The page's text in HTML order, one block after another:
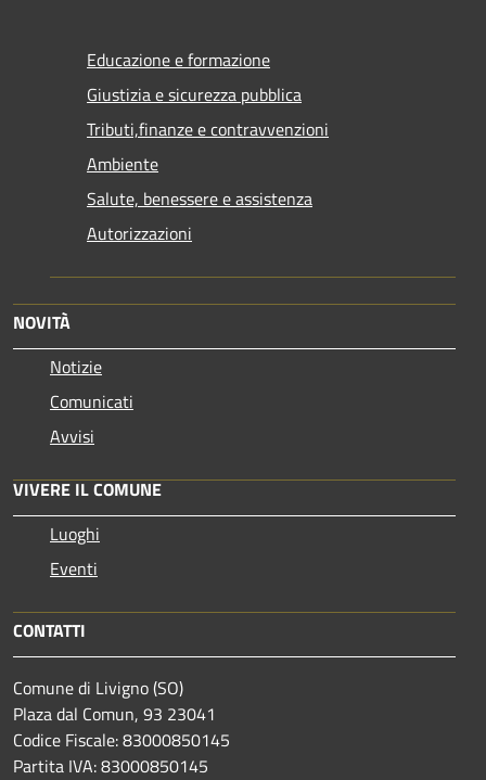
Educazione e formazione
Giustizia e sicurezza pubblica
Tributi,finanze e contravvenzioni
Ambiente
Salute, benessere e assistenza
Autorizzazioni
NOVITÀ
Notizie
Comunicati
Avvisi
VIVERE IL COMUNE
Luoghi
Eventi
CONTATTI
Comune di Livigno (SO)
Plaza dal Comun, 93 23041
Codice Fiscale: 83000850145
Partita IVA: 83000850145